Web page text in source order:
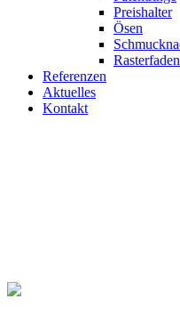
Preishalter
Ösen
Referenzen
Aktuelles
Kontakt